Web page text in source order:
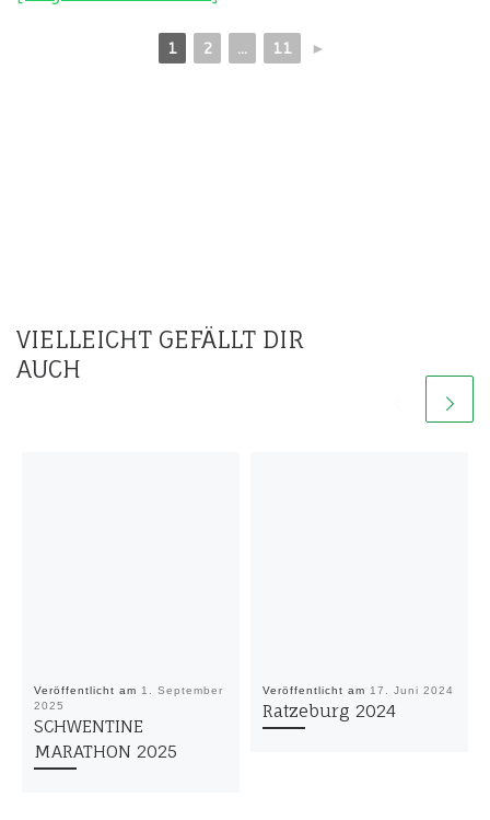
1 2 ... 11 ►
VIELLEICHT GEFÄLLT DIR
AUCH
Veröffentlicht am 1. September
2025
SCHWENTINE
MARATHON 2025
Veröffentlicht am 17. Juni 2024
Ratzeburg 2024